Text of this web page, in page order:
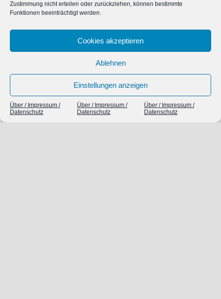
Zustimmung nicht erteilen oder zurückziehen, können bestimmte
Funktionen beeinträchtigt werden.
Cookies akzeptieren
Ablehnen
Einstellungen anzeigen
Über / Impressum /
Datenschutz
Über / Impressum /
Datenschutz
Über / Impressum /
Datenschutz
SIEBEN TAGE, SIEBEN THEMEN